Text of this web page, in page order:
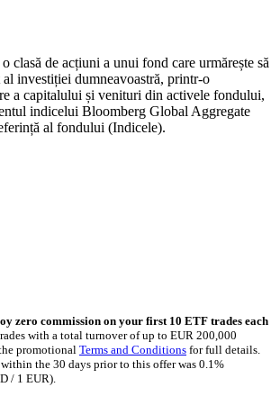
clasă de acțiuni a unui fond care urmărește să
investiției dumneavoastră, printr-o
a capitalului și venituri din activele fondului,
indicelui Bloomberg Global Aggregate
al fondului (Indicele).
zero commission on your first 10 ETF trades each
with a total turnover of up to EUR 200,000
promotional Terms and Conditions for full details.
the 30 days prior to this offer was 0.1%
/ 1 EUR).